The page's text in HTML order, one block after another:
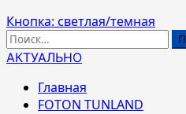
Кнопка: светлая/темная
Найти:
АКТУАЛЬНО
Главная
FOTON TUNLAND